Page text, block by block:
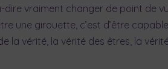
vraiment changer de point de
une girouette, c’est d’être
la vérité, la vérité des êtres, la